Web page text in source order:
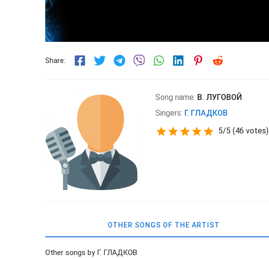
Share:
Song name: В. ЛУГОВОЙ
Singers: Г. ГЛАДКОВ
5/5 (46 votes)
OTHER SONGS OF THE ARTIST
Other songs by Г. ГЛАДКОВ